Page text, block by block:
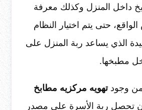
داخل المنزل وكذلك معرفة
حتى يتم اختيار النظام
الذي يساعد ربة المنزل على
مطبخها.
من وجودتهويه مركزيه مطابخ
تحصل ربة الأسرة على مصدر